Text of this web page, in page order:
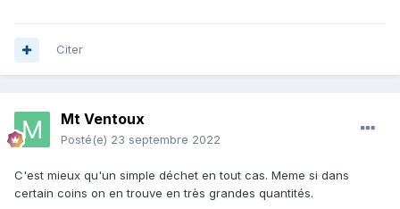
Citer
Mt Ventoux
Posté(e) 23 septembre 2022
C'est mieux qu'un simple déchet en tout cas. Meme si dans
certain coins on en trouve en très grandes quantités.